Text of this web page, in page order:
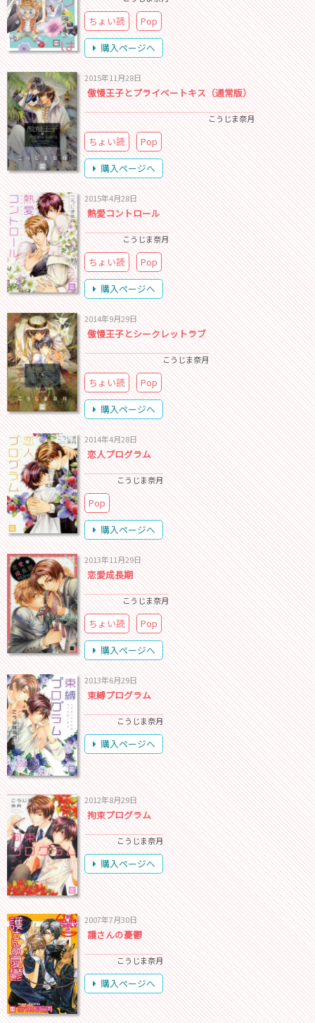
ちょい読
Pop
購入ページへ
2015年11月28日
傲慢王子とプライベートキス（通常版）
こうじま奈月
ちょい読
Pop
購入ページへ
2015年4月28日
熱愛コントロール
こうじま奈月
ちょい読
Pop
購入ページへ
2014年9月29日
傲慢王子とシークレットラブ
こうじま奈月
ちょい読
Pop
購入ページへ
2014年4月28日
恋人プログラム
こうじま奈月
Pop
購入ページへ
2013年11月29日
恋愛成長期
こうじま奈月
ちょい読
Pop
購入ページへ
2013年6月29日
束縛プログラム
こうじま奈月
購入ページへ
2012年8月29日
拘束プログラム
こうじま奈月
購入ページへ
2007年7月30日
護さんの憂鬱
こうじま奈月
購入ページへ